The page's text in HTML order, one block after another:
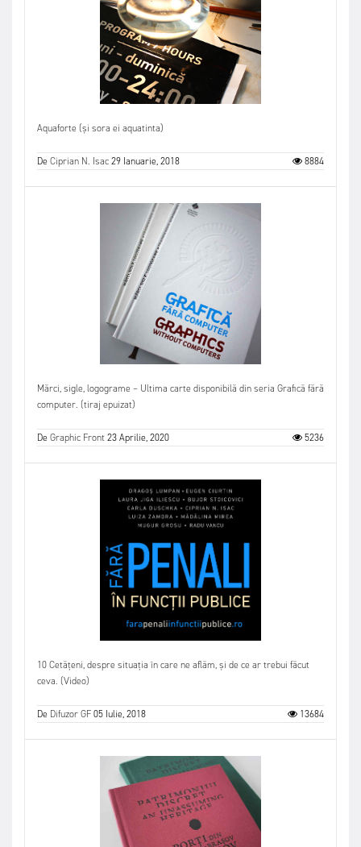
Aquaforte (și sora ei aquatinta)
DeCiprian N. Isac29 Ianuarie, 2018 8884
Mărci, sigle, logograme – Ultima carte disponibilă din seria Grafică fără
computer. (tiraj epuizat)
DeGraphic Front23 Aprilie, 2020 5236
10 Cetățeni, despre situația în care ne aflăm, și de ce ar trebui făcut
ceva. (Video)
De Difuzor GF05 Iulie, 2018 13684